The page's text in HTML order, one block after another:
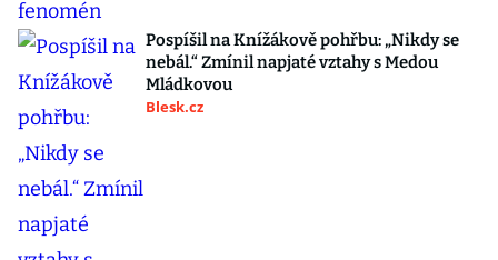
Pospíšil na Knížákově pohřbu: „Nikdy se
nebál.“ Zmínil napjaté vztahy s Medou
Mládkovou
Blesk.cz